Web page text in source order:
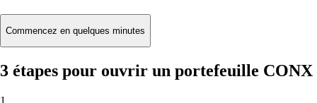
Commencez en quelques minutes
3 étapes pour ouvrir un portefeuille CONX
1